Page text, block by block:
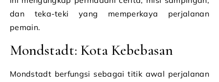
dan teka-teki yang memperkaya perjalanan
pemain.
Mondstadt: Kota Kebebasan
Mondstadt berfungsi sebagai titik awal perjalanan